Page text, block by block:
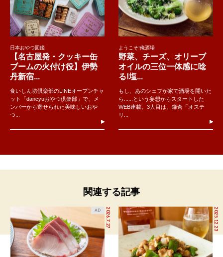
日本おやつ図鑑
【名古屋発・クッキー缶
ブームの火付け役】伊勢
丹新宿...
食いしん坊倶楽部のLINEオープンチャ
ット「dancyuおやつ倶楽部」で、メ
ンバーから寄せられた美味しいおや
つ...
ようこそ!俺酒場
野菜、チーズ、オリーブ
オイルの三位一体感に唸
る!塩...
もし、あのシェフが家で酒場を開いた
ら......という妄想からスタートした
WEB連載。3人目は、鎌倉「オステ
リ...
関連する記事
2026.7.27
AD 2025.12.23